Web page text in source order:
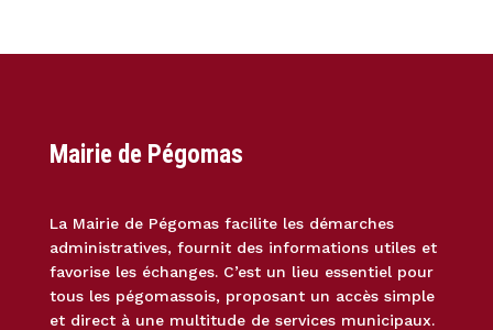
Mairie de Pégomas
La Mairie de Pégomas facilite les démarches
administratives, fournit des informations utiles et
favorise les échanges. C’est un lieu essentiel pour
tous les pégomassois, proposant un accès simple
et direct à une multitude de services municipaux.